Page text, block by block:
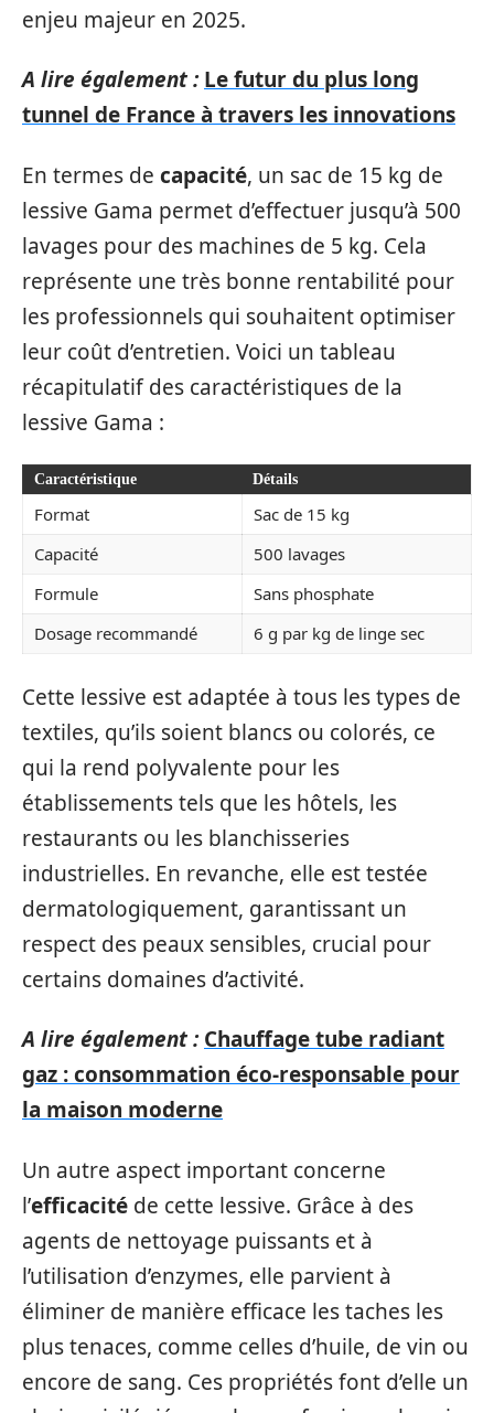
enjeu majeur en 2025.
A lire également : Le futur du plus long
tunnel de France à travers les innovations
En termes de capacité, un sac de 15 kg de
lessive Gama permet d’effectuer jusqu’à 500
lavages pour des machines de 5 kg. Cela
représente une très bonne rentabilité pour
les professionnels qui souhaitent optimiser
leur coût d’entretien. Voici un tableau
récapitulatif des caractéristiques de la
lessive Gama :
Caractéristique Détails
Format
Sac de 15 kg
Capacité
500 lavages
Formule
Sans phosphate
Dosage recommandé
6 g par kg de linge sec
Cette lessive est adaptée à tous les types de
textiles, qu’ils soient blancs ou colorés, ce
qui la rend polyvalente pour les
établissements tels que les hôtels, les
restaurants ou les blanchisseries
industrielles. En revanche, elle est testée
dermatologiquement, garantissant un
respect des peaux sensibles, crucial pour
certains domaines d’activité.
A lire également : Chauffage tube radiant
gaz : consommation éco-responsable pour
la maison moderne
Un autre aspect important concerne
l’efficacité de cette lessive. Grâce à des
agents de nettoyage puissants et à
l’utilisation d’enzymes, elle parvient à
éliminer de manière efficace les taches les
plus tenaces, comme celles d’huile, de vin ou
encore de sang. Ces propriétés font d’elle un